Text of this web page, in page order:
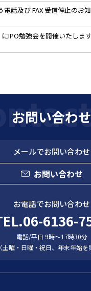
電話及び FAX 受信停止のお
IPO勉強会を開催いたします
お問い合わせ
メールでお問い合わせ
お問い合わせ
お電話でお問い合わせ
6136-
電話/平日 9時～17時30分
（土曜・日曜・祝日、年末年始を